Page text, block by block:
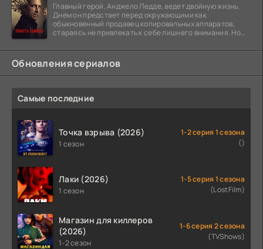
Главный герой, Анджело Ледде, ведет двойную жизнь.
Днем он предстает перед окружающими как
обыкновенный продавец копировальных аппаратов,
стараясь не привлекать к себе лишнего внимания. Но
Обновления сериалов
Самые последние
Точка взрыва (2026)
1 сезон
1-2 серия 1 сезона
()
Лаки (2026)
1 сезон
1-5 серия 1 сезона
(LostFilm)
Магазин для киллеров
(2026)
1-2 сезон
1-6 серия 2 сезона
(TVShows)